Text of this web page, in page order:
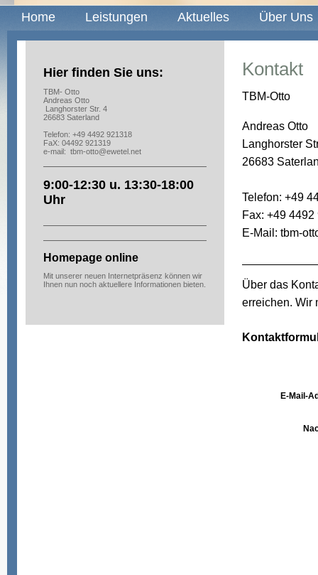
Home Leistungen Aktuelles Über Uns
Kontakt
TBM-Otto
Andreas Otto
Langhorster
26683
Telefon: +49
Fax: +49 4492
E-Mail: tbm-
Über das
erreichen. Wir
E-Mail-
Hier finden Sie uns:
TBM- Otto
Andreas Otto
Langhorster Str. 4
26683 Saterland
Telefon: +49 4492 921318
FaX: 04492 921319
e-mail: tbm-otto@ewetel.net
9:00-12:30 u. 13:30-18:00
Uhr
Homepage online
Mit unserer neuen Internetpräsenz können wir
Ihnen nun noch aktuellere Informationen bieten.